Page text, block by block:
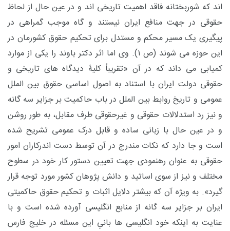
اند که شوربختانه فاقد اهمیت تاریخی اند و در عین حال از لحاظ
حقوقی در جهت منافع ایران نیستند و گاه موجب گمراهی در
پیگیری یک مسیر محکم و مستدل برای تحکیم حقوق کشورمان در
این حوزه می شوند (ص ۱). وی اما اثر دکتر باوند را یکی از موارد
کمیابی می داند که در آن «تقریباً کلیۀ دیدگاه های تاریخی و
حقوقی دولت ایران با استناد به اصول اساسی حقوق بین الملل
عمومی و تاریخ روابط بین الملل در باب حاکمیت بر جزایر سه گانه
و نیز رد استدلالات حقوقی و غیرحقوقی طرف مقابل، به طور روشن
و در عین حال با زبانی ساده و قابل درک عمومی تشریح شده
است و جا دارد که نکات مندرج در آن توسط دست اندرکاران امور
حقوقی به عنوان رهنمودی جهت تعیین دستور کار خود در سطوح
مختلف و نیز از سوی اساتید و دانش پژوهان کشور مورد توجه قرار
گیرد». به ویژه آن که بیشتر دلایل اثبات و تحکیم حقوق حاکمیتی
ایران بر جزایر سه گانه از منابع انگلیسی آورده شده است و با
عنایت به اینکه خود انگلیسی ها بانیِ این مسئله در خلیج فارس